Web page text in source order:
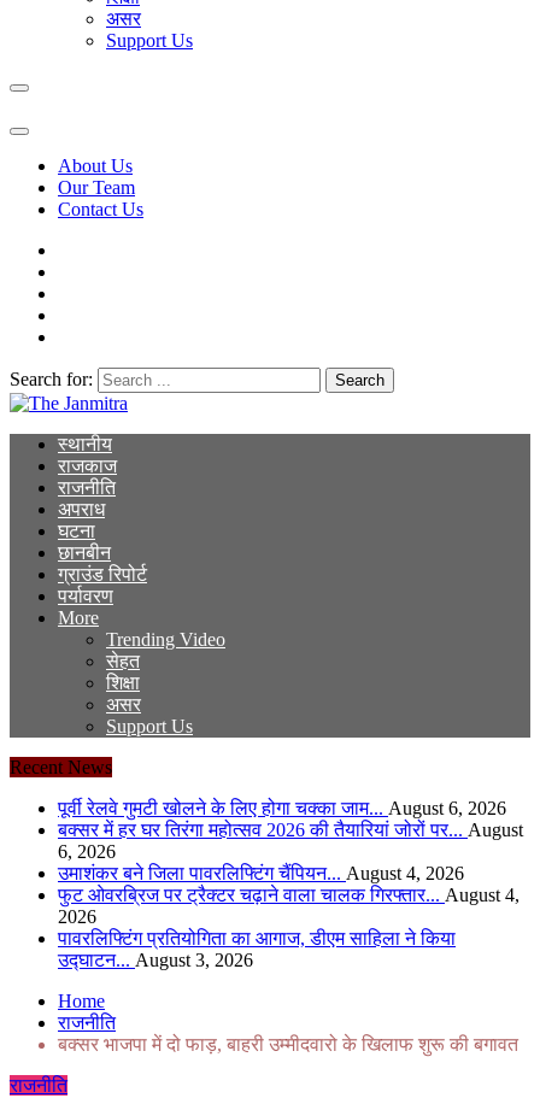
असर
Support Us
About Us
Our Team
Contact Us
Search for:
The Janmitra
The Janmitra
स्थानीय
राजकाज
राजनीति
अपराध
घटना
छानबीन
ग्राउंड रिपोर्ट
पर्यावरण
More
Trending Video
सेहत
शिक्षा
असर
Support Us
Recent News
पूर्वी रेलवे गुमटी खोलने के लिए होगा चक्का जाम... August 6, 2026
बक्सर में हर घर तिरंगा महोत्सव 2026 की तैयारियां जोरों पर... August
6, 2026
उमाशंकर बने जिला पावरलिफ्टिंग चैंपियन... August 4, 2026
फुट ओवरब्रिज पर ट्रैक्टर चढ़ाने वाला चालक गिरफ्तार... August 4,
2026
पावरलिफ्टिंग प्रतियोगिता का आगाज, डीएम साहिला ने किया
उद्घाटन... August 3, 2026
Home
राजनीति
बक्सर भाजपा में दो फाड़, बाहरी उम्मीदवारो के खिलाफ शुरू की बगावत
राजनीति